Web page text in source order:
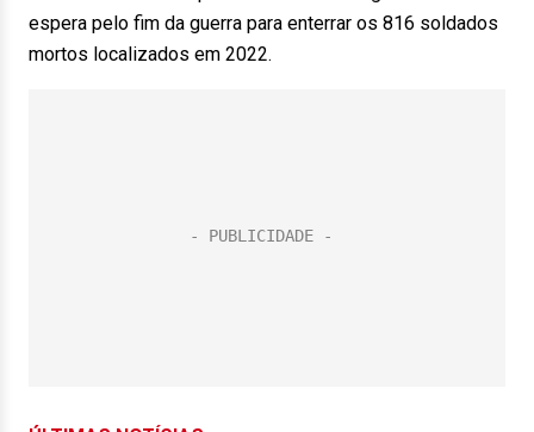
espera pelo fim da guerra para enterrar os 816 soldados
mortos localizados em 2022.